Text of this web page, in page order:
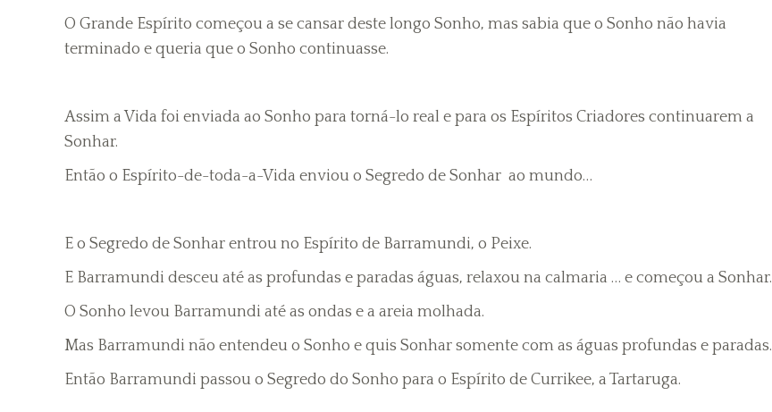
O Grande Espírito começou a se cansar deste longo Sonho, mas sabia que o Sonho não havia
terminado e queria que o Sonho continuasse.
Assim a Vida foi enviada ao Sonho para torná-lo real e para os Espíritos Criadores continuarem a
Sonhar.
Então o Espírito-de-toda-a-Vida enviou o Segredo de Sonhar ao mundo…
E o Segredo de Sonhar entrou no Espírito de Barramundi, o Peixe.
E Barramundi desceu até as profundas e paradas águas, relaxou na calmaria … e começou a Sonhar.
O Sonho levou Barramundi até as ondas e a areia molhada.
Mas Barramundi não entendeu o Sonho e quis Sonhar somente com as águas profundas e paradas.
Então Barramundi passou o Segredo do Sonho para o Espírito de Currikee, a Tartaruga.